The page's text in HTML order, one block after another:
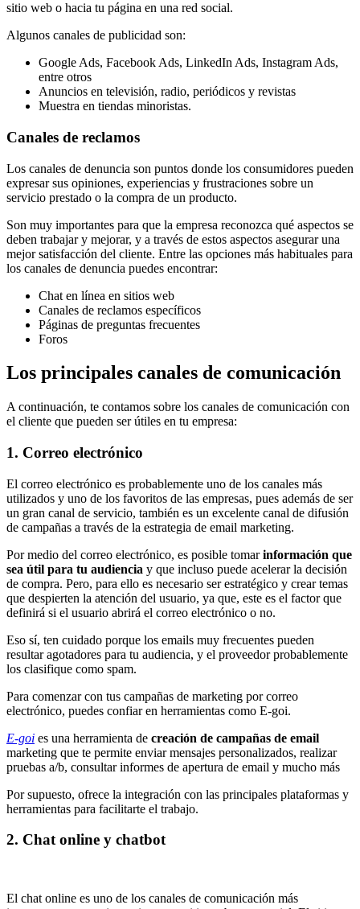
sitio web o hacia tu página en una red social.
Algunos canales de publicidad son:
Google Ads, Facebook Ads, LinkedIn Ads, Instagram Ads,
entre otros
Anuncios en televisión, radio, periódicos y revistas
Muestra en tiendas minoristas.
Canales de reclamos
Los canales de denuncia son puntos donde los consumidores pueden
expresar sus opiniones, experiencias y frustraciones sobre un
servicio prestado o la compra de un producto.
Son muy importantes para que la empresa reconozca qué aspectos se
deben trabajar y mejorar, y a través de estos aspectos asegurar una
mejor satisfacción del cliente. Entre las opciones más habituales para
los canales de denuncia puedes encontrar:
Chat en línea en sitios web
Canales de reclamos específicos
Páginas de preguntas frecuentes
Foros
Los principales canales de comunicación
A continuación, te contamos sobre los canales de comunicación con
el cliente que pueden ser útiles en tu empresa:
1. Correo electrónico
El correo electrónico es probablemente uno de los canales más
utilizados y uno de los favoritos de las empresas, pues además de ser
un gran canal de servicio, también es un excelente canal de difusión
de campañas a través de la estrategia de email marketing.
Por medio del correo electrónico, es posible tomarinformación que
sea útil para tu audiencia y que incluso puede acelerar la decisión
de compra. Pero, para ello es necesario ser estratégico y crear temas
que despierten la atención del usuario, ya que, este es el factor que
definirá si el usuario abrirá el correo electrónico o no.
Eso sí, ten cuidado porque los emails muy frecuentes pueden
resultar agotadores para tu audiencia, y el proveedor probablemente
los clasifique como spam.
Para comenzar con tus campañas de marketing por correo
electrónico, puedes confiar en herramientas como E-goi.
E-goi es una herramienta de creación de campañas de email
marketing que te permite enviar mensajes personalizados, realizar
pruebas a/b, consultar informes de apertura de email y mucho más
Por supuesto, ofrece la integración con las principales plataformas y
herramientas para facilitarte el trabajo.
2. Chat online y chatbot
El chat online es uno de los canales de comunicación más